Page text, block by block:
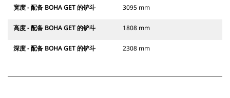
宽度 - 配备 BOHA GET 的铲斗 3095 mm
高度 - 配备 BOHA GET 的铲斗 1808 mm
深度 - 配备 BOHA GET 的铲斗 2308 mm